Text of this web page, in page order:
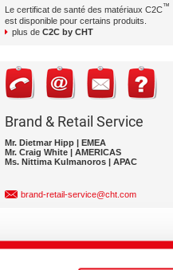
Le certificat de santé des matériaux C2C™
est disponible pour certains produits.
plus de C2C by CHT
Brand & Retail Service
Mr. Dietmar Hipp | EMEA
Mr. Craig White | AMERICAS
Ms. Nittima Kulmanoros | APAC
brand-retail-service@cht.com